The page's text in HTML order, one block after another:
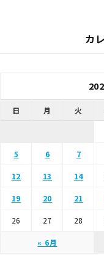
カ
日 月 火
« 6月
5 6 7
12 13 14
19 20 21
26 27 28